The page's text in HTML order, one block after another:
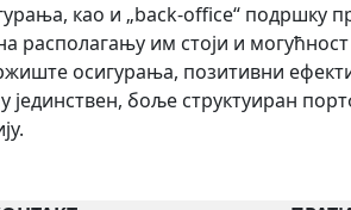
као и „back-office“ подршку
располагању им стоји и
осигурања, позитивни
боље структуиран